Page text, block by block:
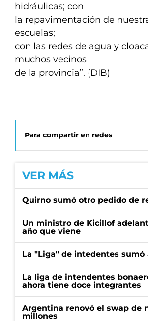
hidráulicas; con
la repavimentación de
escuelas;
con las redes de agua y
muchos vecinos
de la provincia”. (DIB)
Para compartir en redes
VER MÁS
Quirno sumó otro pedido de
Un ministro de Kicillof
año que viene
La "Liga" de intedentes sumó
La liga de intendentes
ahora tiene doce integrantes
Argentina renovó el swap de
millones